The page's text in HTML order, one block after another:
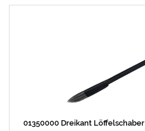
01350000 Dreikant Löffelschaber